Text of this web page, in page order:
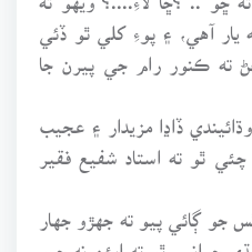
يار آهي، ۽ پوءِ کلي ٿو ڏئي
ته ڪنور رام جي پيرن جا
ڏاڍا مزيدار ۽ عجيب
ٿو ته استاد شفيع فقير
جو ڳائي پيو ته جهڙو جهار
چوانس ٿو ته ايئن نه چيو